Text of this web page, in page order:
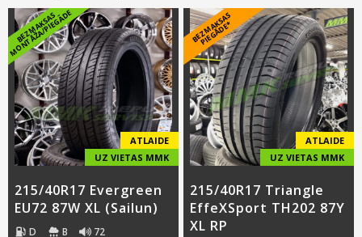
B
E
Z
M
A
K
S
A
S
M
O
N
T
Ā
Ž
A
/
PI
E
G
Ā
D
E
ATLAIDE
UZ VIETAS MMK
215/40R17 Evergreen
EU72 87W XL (Sailun)
D B 72
B
E
Z
M
A
K
S
A
S
PI
E
G
Ā
D
E
*
ATLAIDE
UZ VIETAS MMK
215/40R17 Triangle
EffeXSport TH202 87Y
XL RP